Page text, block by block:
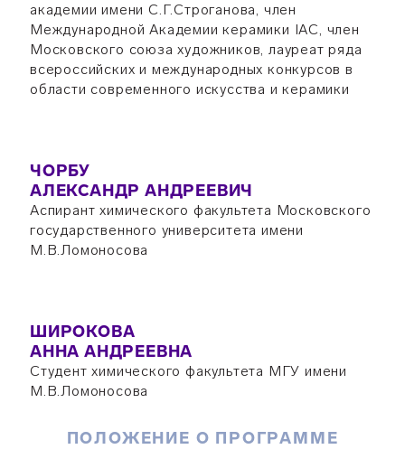
академии имени С.Г.Строганова, член
Международной Академии керамики IAC, член
Московского союза художников, лауреат ряда
всероссийских и международных конкурсов в
области современного искусства и керамики
ЧОРБУ
АЛЕКСАНДР АНДРЕЕВИЧ
Аспирант химического факультета Московского
государственного университета имени
М.В.Ломоносова
ШИРОКОВА
АННА АНДРЕЕВНА
Студент химического факультета МГУ имени
М.В.Ломоносова
ПОЛОЖЕНИЕ О ПРОГРАММЕ